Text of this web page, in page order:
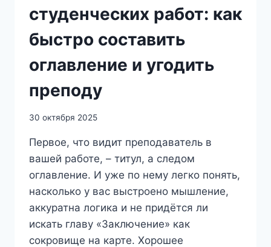
ДОКЛАД,
И
С
студенческих работ: как
быстро составить
оглавление и угодить
преподу
30 октября 2025
Первое, что видит преподаватель в
вашей работе, – титул, а следом
оглавление. И уже по нему легко понять,
насколько у вас выстроено мышление,
аккуратна логика и не придётся ли
искать главу «Заключение» как
сокровище на карте. Хорошее